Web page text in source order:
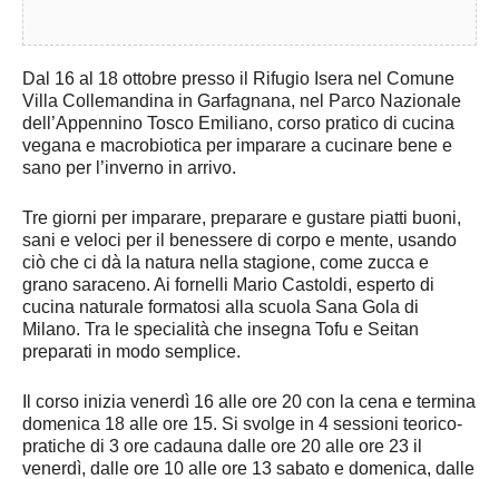
Dal 16 al 18 ottobre presso il Rifugio Isera nel Comune
Villa Collemandina in Garfagnana, nel Parco Nazionale
dell’Appennino Tosco Emiliano, corso pratico di cucina
vegana e macrobiotica per imparare a cucinare bene e
sano per l’inverno in arrivo.
Tre giorni per imparare, preparare e gustare piatti buoni,
sani e veloci per il benessere di corpo e mente, usando
ciò che ci dà la natura nella stagione, come zucca e
grano saraceno. Ai fornelli Mario Castoldi, esperto di
cucina naturale formatosi alla scuola Sana Gola di
Milano. Tra le specialità che insegna Tofu e Seitan
preparati in modo semplice.
Il corso inizia venerdì 16 alle ore 20 con la cena e termina
domenica 18 alle ore 15. Si svolge in 4 sessioni teorico-
pratiche di 3 ore cadauna dalle ore 20 alle ore 23 il
venerdì, dalle ore 10 alle ore 13 sabato e domenica, dalle